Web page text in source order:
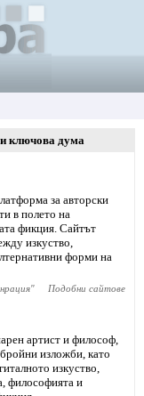
ключова дума
за авторски
в полето на
фикция. Сайтът
изкуство,
форми на
" Подобни сайтове
артист и философ,
изложби, като
изкуство,
философията и